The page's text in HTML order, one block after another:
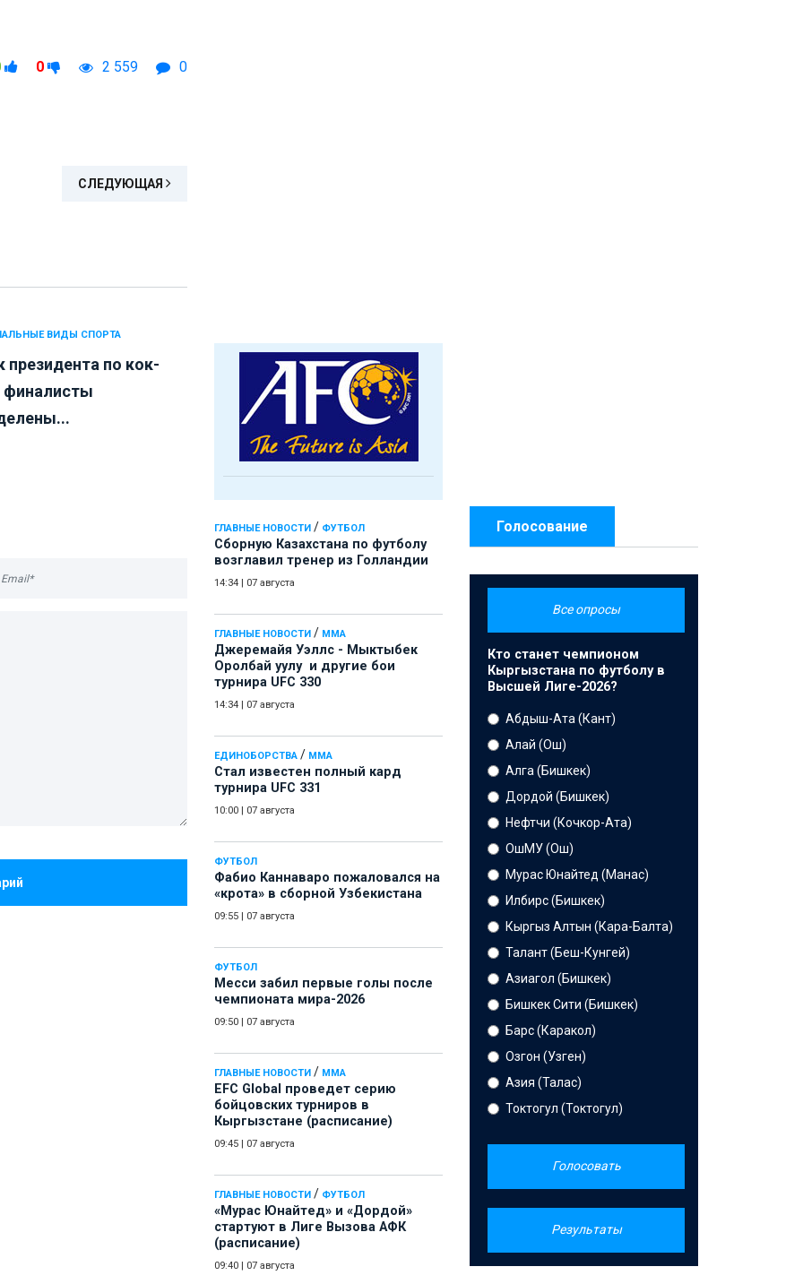
ГЛАВНЫЕ НОВОСТИ / ФУТБОЛ
Сборную Казахстана по футболу
возглавил тренер из Голландии
14:34 07 августа
ГЛАВНЫЕ НОВОСТИ / ММА
Джеремайя Уэллс - Мыктыбек
Оролбай уулу и другие бои
турнира UFC 330
14:34 07 августа
ЕДИНОБОРСТВА / ММА
Стал известен полный кард
турнира UFC 331
10:00 07 августа
ФУТБОЛ
Фабио Каннаваро пожаловался на
«крота» в сборной Узбекистана
09:55 07 августа
ФУТБОЛ
Месси забил первые голы после
чемпионата мира-2026
09:50 07 августа
ГЛАВНЫЕ НОВОСТИ / ММА
EFC Global проведет серию
бойцовских турниров в
Кыргызстане (расписание)
09:45 07 августа
ГЛАВНЫЕ НОВОСТИ / ФУТБОЛ
«Мурас Юнайтед» и «Дордой»
стартуют в Лиге Вызова АФК
(расписание)
09:40 07 августа
0 2 559 0
СЛЕДУЮЩАЯ
ВИДЫ СПОРТА
президента по кок-
финалисты
Голосование
Все опросы
Кто станет чемпионом
Кыргызстана по футболу в
Высшей Лиге-2026?
Абдыш-Ата (Кант)
Алай (Ош)
Алга (Бишкек)
Дордой (Бишкек)
Нефтчи (Кочкор-Ата)
ОшМУ (Ош)
Мурас Юнайтед (Манас)
Илбирс (Бишкек)
Кыргыз Алтын (Кара-Балта)
Талант (Беш-Кунгей)
Азиагол (Бишкек)
Бишкек Сити (Бишкек)
Барс (Каракол)
Озгон (Узген)
Азия (Талас)
Токтогул (Токтогул)
Голосовать
Результаты